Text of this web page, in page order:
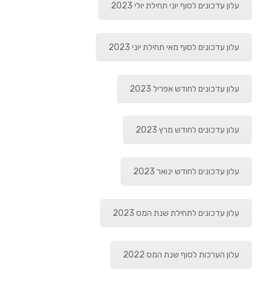
עלון עדכונים לסוף יוני תחילת יולי 2023
עלון עדכונים לסוף מאי תחילת יוני 2023
עלון עדכונים לחודש אפריל 2023
עלון עדכונים לחודש מרץ 2023
עלון עדכונים לחודש ינואר 2023
עלון עדכונים לתחילת שנת המס 2023
עלון הערכות לסוף שנת המס 2022